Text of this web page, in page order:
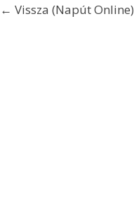
← Vissza (Napút Online)